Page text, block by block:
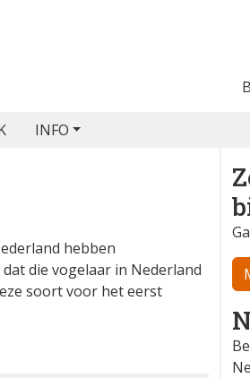
INFO
hebben
die vogelaar in Nederland
soort voor het eerst